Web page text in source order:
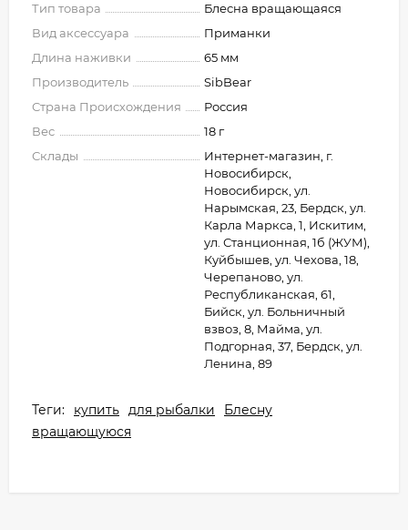
Тип товара
Блесна вращающаяся
Вид аксессуара
Приманки
Длина наживки
65 мм
Производитель
SibBear
Страна Происхождения
Россия
Вес
18 г
Склады
Интернет-магазин, г.
Новосибирск,
Новосибирск, ул.
Нарымская, 23, Бердск, ул.
Карла Маркса, 1, Искитим,
ул. Станционная, 1б (ЖУМ),
Куйбышев, ул. Чехова, 18,
Черепаново, ул.
Республиканская, 61,
Бийск, ул. Больничный
взвоз, 8, Майма, ул.
Подгорная, 37, Бердск, ул.
Ленина, 89
Теги: купить для рыбалки
Блесну
вращающуюся